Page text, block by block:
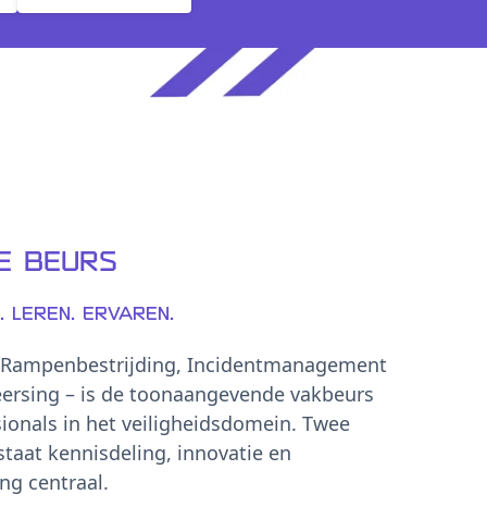
beurs
Leren. Ervaren.
Rampenbestrijding, Incidentmanagement
– is de toonaangevende vakbeurs
in het veiligheidsdomein. Twee
kennisdeling, innovatie en
centraal.